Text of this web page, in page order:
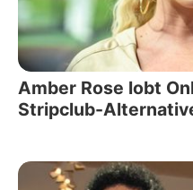
Amber Rose lobt
Stripclub-